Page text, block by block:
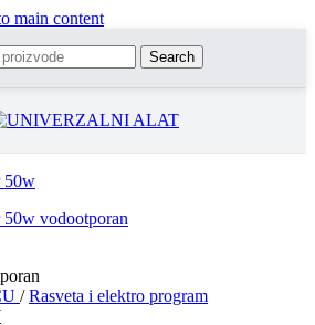
main content
Search
/ Rasveta i elektro program